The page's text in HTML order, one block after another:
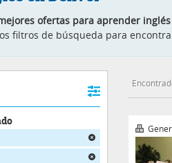
ofertas para aprender
filtros de búsqueda para